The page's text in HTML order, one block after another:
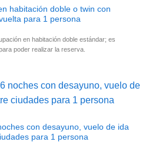
habitación doble o twin con
para 1 persona
en habitación doble estándar; es
poder realizar la reserva.
con desayuno, vuelo de ida
para 1 persona